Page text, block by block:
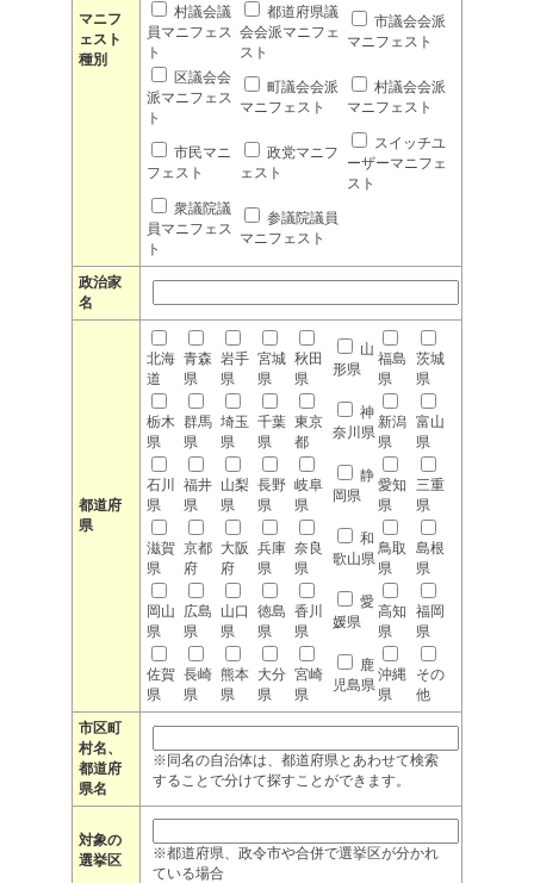
マニフ
ェスト
種別
村議会議
員マニフェス
ト
都道府県議
会会派マニフェ
スト
市議会会派
マニフェスト
区議会会
派マニフェス
ト
町議会会派
マニフェスト
村議会会派
マニフェスト
市民マニ
フェスト
政党マニフ
ェスト
スイッチユ
ーザーマニフェ
スト
衆議院議
員マニフェス
ト
参議院議員
マニフェスト
政治家
名
都道府
県
北海
道
青森
県
岩手
県
宮城
県
秋田
県
山
形県
福島
県
茨城
県
栃木
県
群馬
県
埼玉
県
千葉
県
東京
都
神
奈川県
新潟
県
富山
県
石川
県
福井
県
山梨
県
長野
県
岐阜
県
静
岡県
愛知
県
三重
県
滋賀
県
京都
府
大阪
府
兵庫
県
奈良
県
和
歌山県
鳥取
県
島根
県
岡山
県
広島
県
山口
県
徳島
県
香川
県
愛
媛県
高知
県
福岡
県
佐賀
県
長崎
県
熊本
県
大分
県
宮崎
県
鹿
児島県
沖縄
県
その
他
市区町
村名、
都道府
県名
※同名の自治体は、都道府県とあわせて検索
することで分けて探すことができます。
対象の
選挙区
※都道府県、政令市や合併で選挙区が分かれ
ている場合